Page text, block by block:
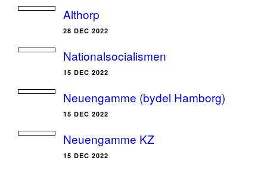
Althorp
28 DEC 2022
Nationalsocialismen
15 DEC 2022
Neuengamme (bydel Hamborg)
15 DEC 2022
Neuengamme KZ
15 DEC 2022